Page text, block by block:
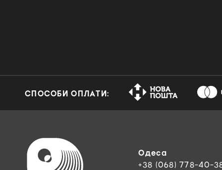
СПОСОБИ ОПЛАТИ:
Одеса
+38 (068) 778-40-